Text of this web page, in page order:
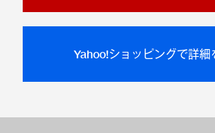
Yahoo!ショッピングで詳細